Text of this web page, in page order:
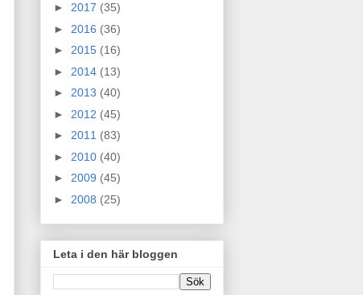
► 2017 (35)
► 2016 (36)
► 2015 (16)
► 2014 (13)
► 2013 (40)
► 2012 (45)
► 2011 (83)
► 2010 (40)
► 2009 (45)
► 2008 (25)
Leta i den här bloggen